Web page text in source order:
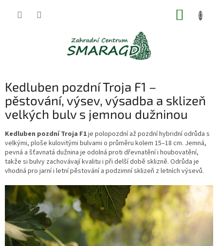
Kedluben pozdní Troja F1 –
pěstování, výsev, výsadba a sklizeň
velkých bulv s jemnou dužninou
Kedluben pozdní Troja F1je polopozdní až pozdní hybridní odrůda s
velkými, ploše kulovitými bulvami o průměru kolem 15–18 cm. Jemná,
pevná a šťavnatá dužnina je odolná proti dřevnatění i houbovatění,
takže si bulvy zachovávají kvalitu i při delší době sklizně. Odrůda je
vhodná pro jarní i letní pěstování a podzimní sklizeň z letních výsevů.